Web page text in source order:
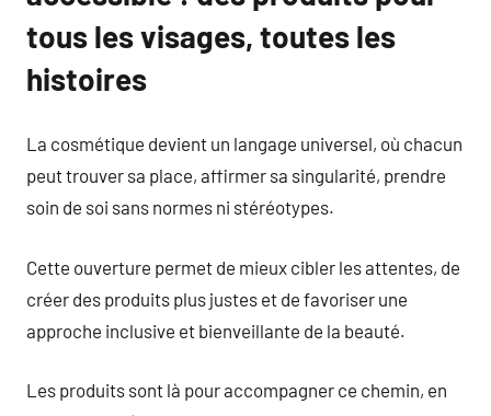
tous les visages, toutes les
histoires
La cosmétique devient un langage universel, où chacun
peut trouver sa place, affirmer sa singularité, prendre
soin de soi sans normes ni stéréotypes.
Cette ouverture permet de mieux cibler les attentes, de
créer des produits plus justes et de favoriser une
approche inclusive et bienveillante de la beauté.
Les produits sont là pour accompagner ce chemin, en